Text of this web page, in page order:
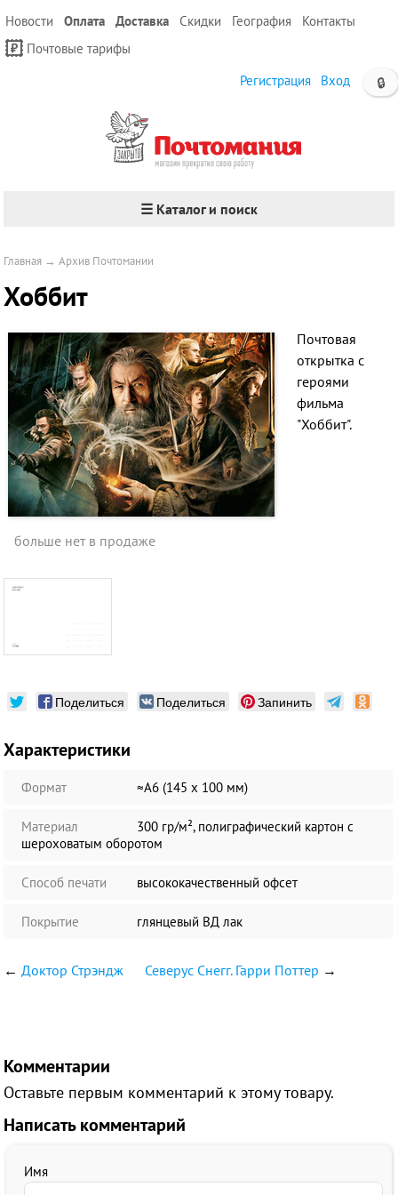
Новости Оплата Доставка Скидки География
Контакты
Почтовые тарифы
🔒
Регистрация Вход
☰ Каталог и поиск
Главная →Архив Почтомании
Хоббит
Почтовая
открытка с
героями
фильма
"Хоббит".
больше нет в продаже
Поделиться Поделиться Запинить
Характеристики
Формат ≈А6 (145 х 100 мм)
Материал
300 гр/м², полиграфический картон с
шероховатым оборотом
Способ печати высококачественный офсет
Покрытие глянцевый ВД лак
←Доктор Стрэндж Северус Снегг. Гарри Поттер →
Комментарии
Оставьте первым комментарий к этому товару.
Написать комментарий
Имя